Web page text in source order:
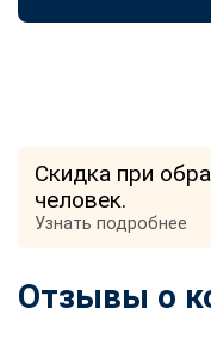
Скидка при
человек.
Узнать подробнее
Отзывы о